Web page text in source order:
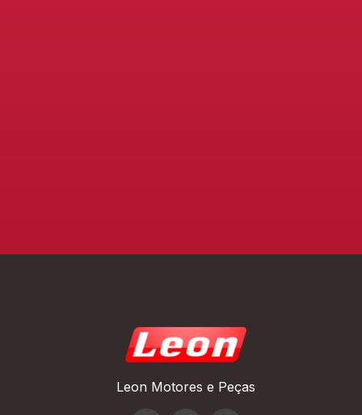
Leon Motores e Peças